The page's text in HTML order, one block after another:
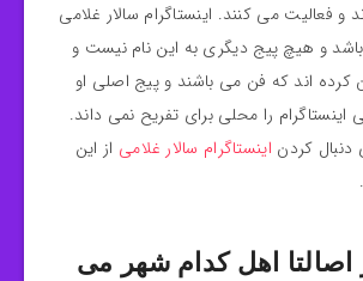
و فعالیت می‌ کنند. اینستاگرام سالار غلامی
و هیچ پیج دیگری به این نام نیست و
اند که فن می باشند و پیج اصلی او
اینستاگرام را محلی برای تفریح نمی داند.
دنبال کردن اینستاگرام سالار غلامی از این
اصالتا اهل کدام شهر می